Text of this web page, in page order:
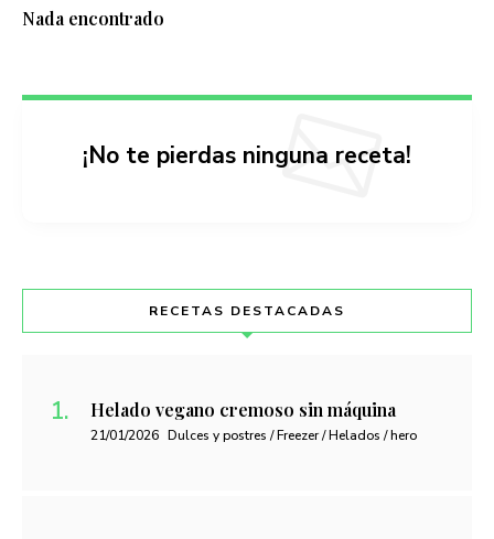
Nada encontrado
¡No te pierdas ninguna receta!
RECETAS DESTACADAS
Helado vegano cremoso sin máquina
21/01/2026 Dulces y postres / Freezer / Helados / hero